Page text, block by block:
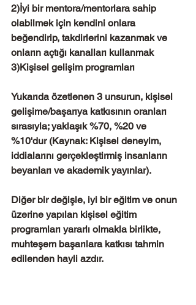
2)İyi bir mentora/mentorlara sahip
olabilmek için kendini onlara
beğendirip, takdirlerini kazanmak ve
onların açtığı kanalları kullanmak
3)Kişisel gelişim programları
Yukarıda özetlenen 3 unsurun, kişisel
gelişime/başarıya katkısının oranları
sırasıyla; yaklaşık %70, %20 ve
%10'dur (Kaynak: Kişisel deneyim,
iddialarını gerçekleştirmiş insanların
beyanları ve akademik yayınlar).
Diğer bir değişle, iyi bir eğitim ve onun
üzerine yapılan kişisel eğitim
programları yararlı olmakla birlikte,
muhteşem başarılara katkısı tahmin
edilenden hayli azdır.